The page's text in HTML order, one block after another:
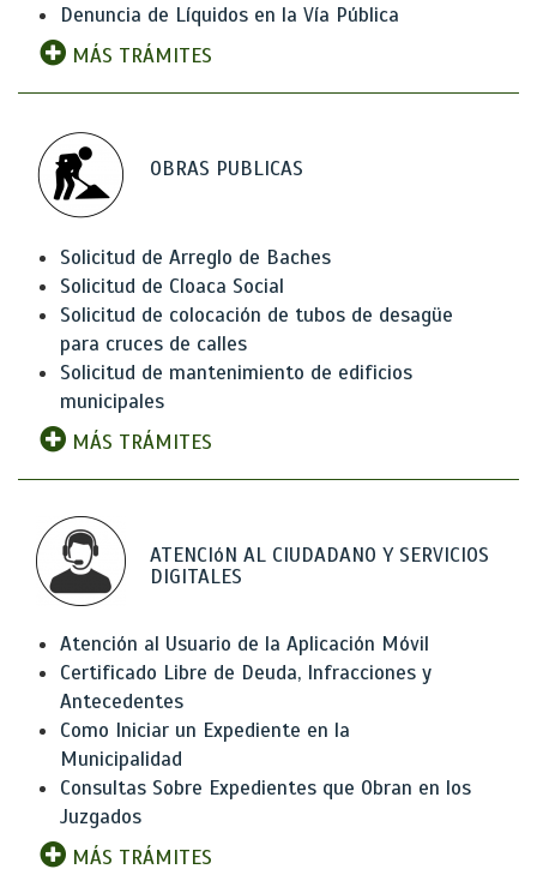
Denuncia de Líquidos en la Vía Pública
MÁS TRÁMITES
OBRAS PUBLICAS
Solicitud de Arreglo de Baches
Solicitud de Cloaca Social
Solicitud de colocación de tubos de desagüe
para cruces de calles
Solicitud de mantenimiento de edificios
municipales
MÁS TRÁMITES
ATENCIóN AL CIUDADANO Y SERVICIOS
DIGITALES
Atención al Usuario de la Aplicación Móvil
Certificado Libre de Deuda, Infracciones y
Antecedentes
Como Iniciar un Expediente en la
Municipalidad
Consultas Sobre Expedientes que Obran en los
Juzgados
MÁS TRÁMITES